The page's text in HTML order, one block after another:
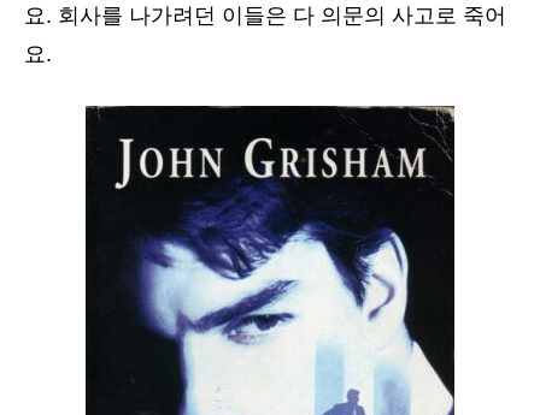
요. 회사를 나가려던 이들은 다 의문의 사고로 죽어
요.